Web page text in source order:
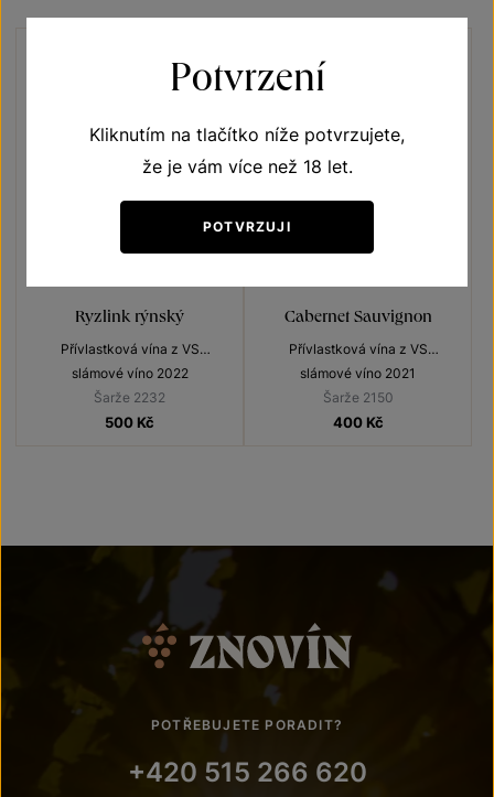
Ryzlink rýnský
Přívlastková vína z VS
Lechovice
slámové víno 2022
Šarže 2232
500 Kč
Cabernet Sauvignon
Přívlastková vína z VS
Lechovice
slámové víno 2021
Šarže 2150
400 Kč
POTŘEBUJETE PORADIT?
+420 515 266 620
Potvrzení
Kliknutím na tlačítko níže potvrzujete,
že je vám více než 18 let.
POTVRZUJI